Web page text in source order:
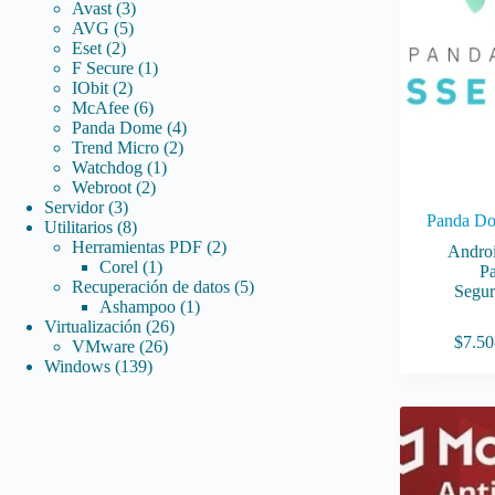
página
Panda
$7.50
variantes.
opciones
Avast 33
productos
AVG 55
Eset 22
productos
F Secure 11
IObit 22
productos
McAfee 66
productos
Panda Dome 44
productos
Trend Micro 22
Watchdog 11
Webroot 22
Servidor 33
productos
Utilitarios 88
productos
Herramientas PDF 22
Corel 11
producto
Recuperación de datos 55
Ashampoo 11
Virtualización 2626
VMware 2626
Windows 139139